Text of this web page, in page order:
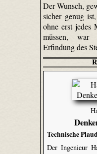
Der Wunsch,
sicher genug
ohne erst jedes
müssen, war
Erfindung des
Technische
Der Ingenieur